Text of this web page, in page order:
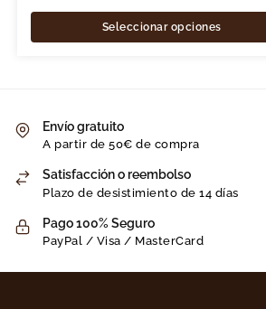
Seleccionar opciones
Envío gratuito
A partir de 50€ de compra
Satisfacción o reembolso
Plazo de desistimiento de 14 días
Pago 100% Seguro
PayPal / Visa / MasterCard